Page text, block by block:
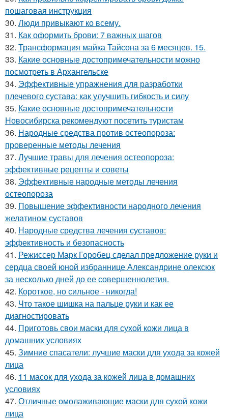
пошаговая инструкция
30. Люди привыкают ко всему.
31. Как оформить брови: 7 важных шагов
32. Трансформация майка Тайсона за 6 месяцев. 15.
33. Какие основные достопримечательности можно
посмотреть в Архангельске
34. Эффективные упражнения для разработки
плечевого сустава: как улучшить гибкость и силу
35. Какие основные достопримечательности
Новосибирска рекомендуют посетить туристам
36. Народные средства против остеопороза:
проверенные методы лечения
37. Лучшие травы для лечения остеопороза:
эффективные рецепты и советы
38. Эффективные народные методы лечения
остеопороза
39. Повышение эффективности народного лечения
желатином суставов
40. Народные средства лечения суставов:
эффективность и безопасность
41. Режиссер Марк Горобец сделал предложение руки и
сердца своей юной избраннице Александрине олексюк
за несколько дней до ее совершеннолетия.
42. Короткое, но сильное - никогда!
43. Что такое шишка на пальце руки и как ее
диагностировать
44. Приготовь свои маски для сухой кожи лица в
домашних условиях
45. Зимние спасатели: лучшие маски для ухода за кожей
лица
46. 11 масок для ухода за кожей лица в домашних
условиях
47. Отличные омолаживающие маски для сухой кожи
лица